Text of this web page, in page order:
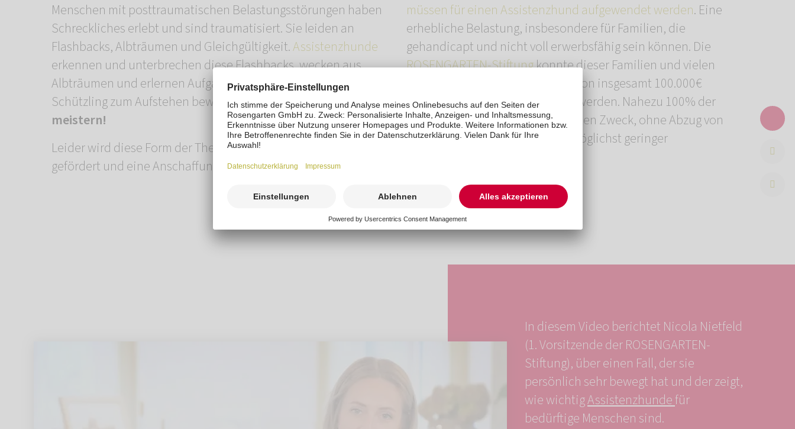
Menschen mit posttraumatischen Belastungsstörungen haben
Schreckliches erlebt und sind traumatisiert. Sie leiden an
Flashbacks, Albträumen und Gleichgültigkeit.Assistenzhunde
erkennen und unterbrechen diese Flashbacks, wecken aus
Albträumen und erlernen Aufgaben, mit denen sie ihren
Schützling zum Aufstehen bewegen –Sie helfen, den Alltag zu
meistern!
Leider wird diese Form der Therapie von Krankenkassen nicht
gefördert und eine Anschaffung ist sehr teuer. Um die10.000€
müssen für einen Assistenzhund aufgewendet werden. Eine
erhebliche Belastung, insbesondere für Familien, die
gehandicapt und nicht voll erwerbsfähig sein können. Die
ROSENGARTEN-Stiftungkonnte dieser Familien und vielen
weiteren helfen. Förderzusagen von insgesamt 100.000€
konnten bereits ausgesprochen werden. Nahezu 100% der
Spendengelderfließen in den guten Zweck, ohne Abzug von
Personalkosten und mit Abzug möglichst geringer
In diesem Video berichtet Nicola Nietfeld
(1. Vorsitzende der ROSENGARTEN-
Stiftung), über einen Fall, der sie
persönlich sehr bewegt hat und der zeigt,
wie wichtigAssistenzhundefür
bedürftige Menschen sind.